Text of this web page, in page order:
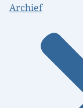
Archief